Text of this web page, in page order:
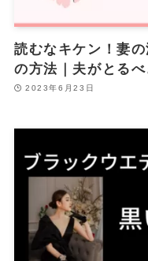
読むなキケン！妻
の方法｜夫がとる
2023年6月23日